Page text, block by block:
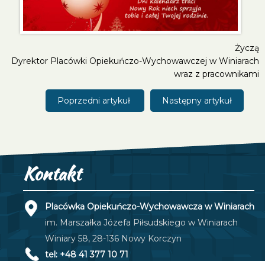
Życzą
Dyrektor Placówki Opiekuńczo-Wychowawczej w Winiarach
wraz z pracownikami
Poprzedni artykuł Następny artykuł
Kontakt
Placówka Opiekuńczo-Wychowawcza w Winiarach
im. Marszałka Józefa Piłsudskiego w Winiarach
Winiary 58, 28-136 Nowy Korczyn
tel: +48 41 377 10 71